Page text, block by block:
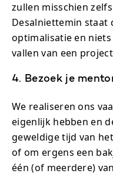
zullen misschien
Desalniettemin staat
optimalisatie en
vallen van een
4. Bezoek je
We realiseren ons
eigenlijk hebben en
geweldige tijd van
of om ergens een
één (of meerdere)